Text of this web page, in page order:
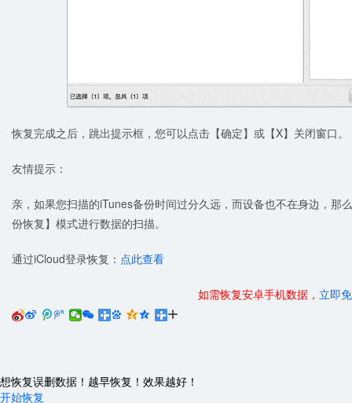
恢复完成之后，跳出提示框，您可以点击【确定】或【X】关闭窗口。
友情提示：
亲，如果您扫描的iTunes备份时间过分久远，而设备也不在身边，那
份恢复】模式进行数据的扫描。
通过iCloud登录恢复： 点此查看
如需恢复安卓手机数据， 立即
     
想恢复误删数据！越早恢复！效果越好！
开始恢复